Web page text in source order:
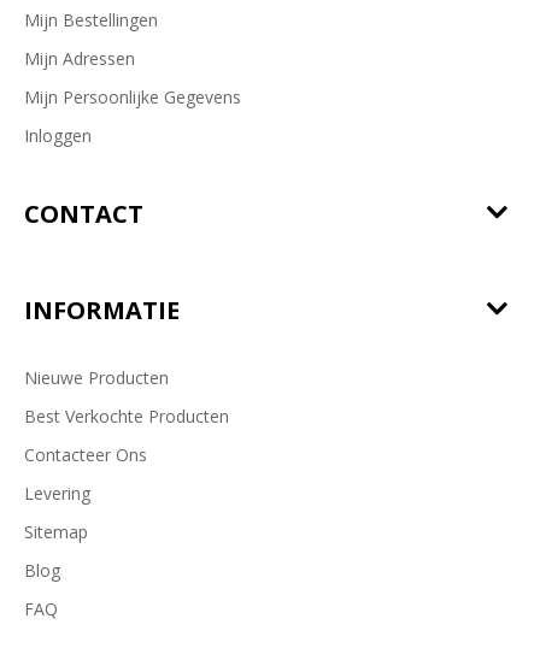
Mijn Bestellingen
Mijn Adressen
Mijn Persoonlijke Gegevens
Inloggen
CONTACT
INFORMATIE
Nieuwe Producten
Best Verkochte Producten
Contacteer Ons
Levering
Sitemap
Blog
FAQ